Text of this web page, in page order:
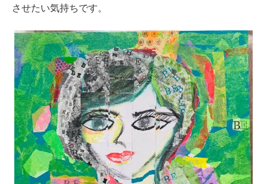
させたい気持ちです。